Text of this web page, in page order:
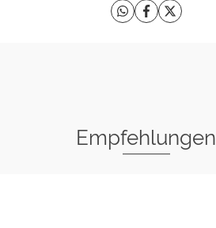
Empfehlungen